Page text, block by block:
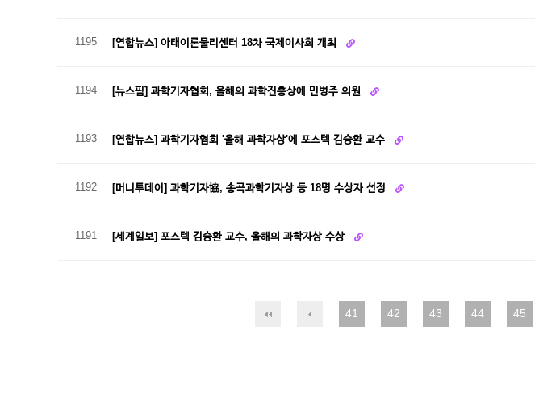
1195 [연합뉴스] 아태이론물리센터 18차 국제이사회 개최
1194 [뉴스핌] 과학기자협회, 올해의 과학진흥상에 민병주 의원
1193 [연합뉴스] 과학기자협회 '올해 과학자상'에 포스텍 김승환 교수
1192 [머니투데이] 과학기자協, 송곡과학기자상 등 18명 수상자 선정
1191 [세계일보] 포스텍 김승환 교수, 올해의 과학자상 수상
41 42 43 44 45